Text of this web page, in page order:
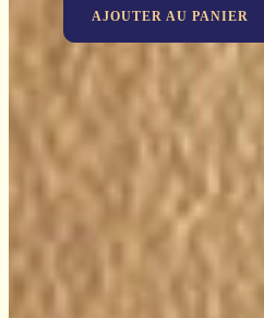
était :
est :
AJOUTER AU PANIER